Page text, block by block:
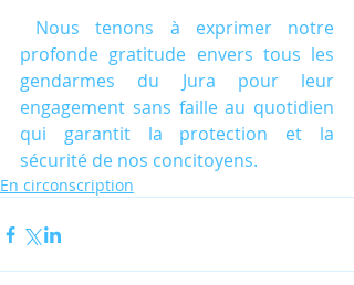
Nous tenons à exprimer notre
profonde gratitude envers tous les
gendarmes du Jura pour leur
engagement sans faille au quotidien
qui garantit la protection et la
sécurité de nos concitoyens.
En circonscription